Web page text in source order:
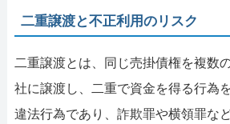
二重譲渡と不正利用のリスク
二重譲渡とは、同じ売掛債権を複数
社に譲渡し、二重で資金を得る行為
違法行為であり、詐欺罪や横領罪な